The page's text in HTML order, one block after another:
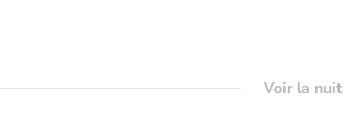
Voir la nuit